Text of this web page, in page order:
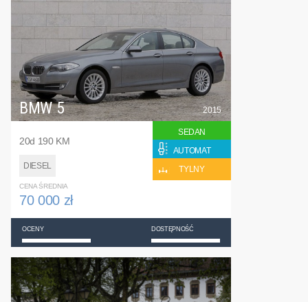
BMW 5
20d 190 KM
DIESEL
2015
SEDAN
AUTOMAT
TYLNY
CENA ŚREDNIA
70 000 zł
OCENY DOSTĘPNOŚĆ